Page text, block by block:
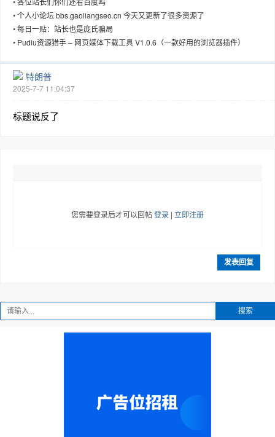
•个人小论坛 bbs.gaoliangseo.cn 今天又更新了很多资源了
•每日一贴：站长也是庞氏骗局
• Pudiu资源猎手 – 网页媒体下载工具 V1.0.6（一款好用的浏览器插件）
特朗普
2025-7-7 11:04:37
标题说反了
您需要登录后才可以回帖登录 | 立即注册
发表回复
搜索